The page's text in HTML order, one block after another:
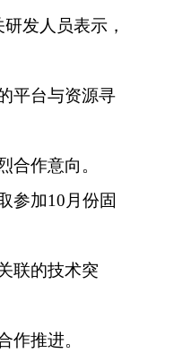
发人员表示，
平台与资源寻
合作意向。
参加10 月份固
联的技术突
作推进。